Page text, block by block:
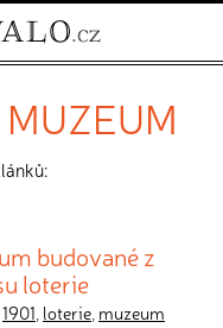
budované z
loterie
1901, loterie, muzeum